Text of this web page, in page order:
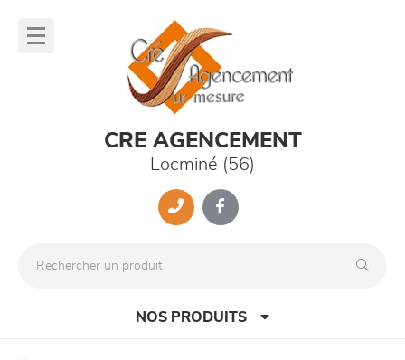
CRE AGENCEMENT
Locminé (56)
NOS PRODUITS